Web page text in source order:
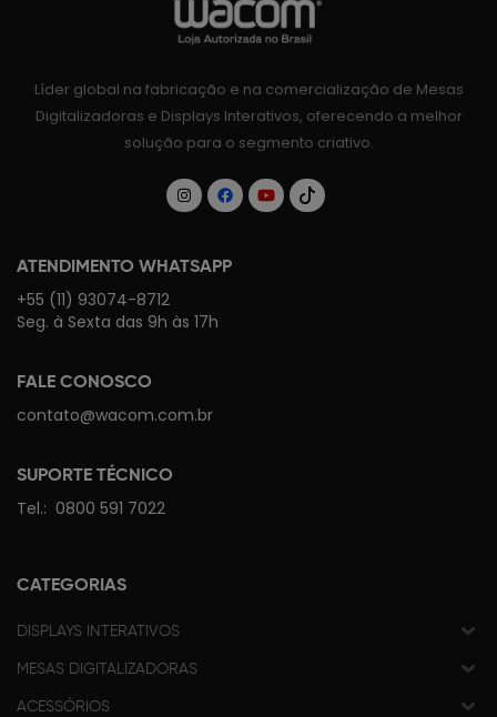
Líder global na fabricação e na comercialização de Mesas
Digitalizadoras e Displays Interativos, oferecendo a melhor
solução para o segmento criativo.
ATENDIMENTO WHATSAPP
+55 (11) 93074-8712
Seg. à Sexta das 9h às 17h
FALE CONOSCO
contato@wacom.com.br
SUPORTE TÉCNICO
Tel.: 0800 591 7022
CATEGORIAS
DISPLAYS INTERATIVOS
MESAS DIGITALIZADORAS
ACESSÓRIOS